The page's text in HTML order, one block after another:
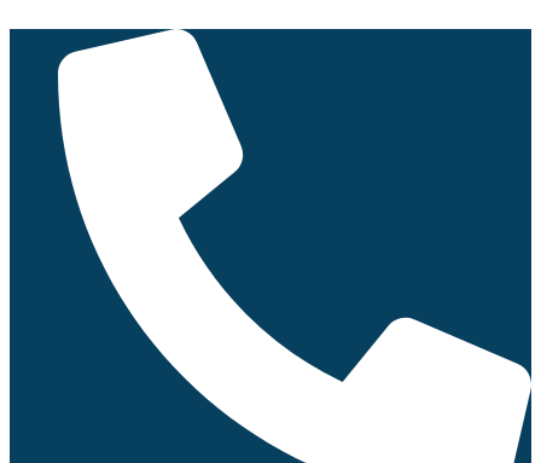
contenido